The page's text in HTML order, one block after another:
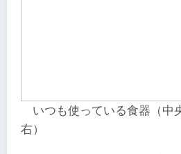
いつも使っている食器（中
右）